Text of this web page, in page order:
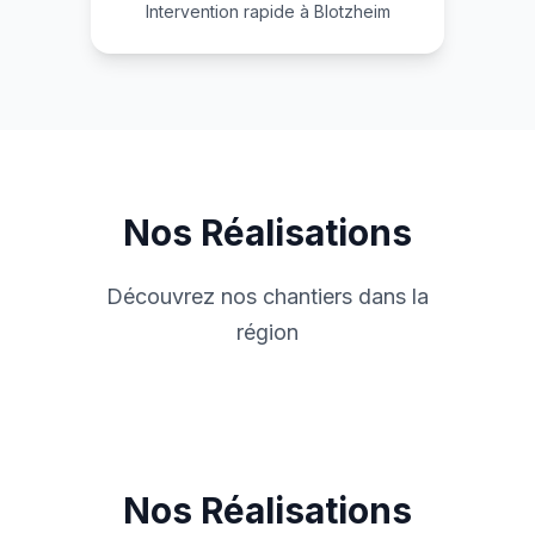
Intervention rapide à Blotzheim
Nos Réalisations
Découvrez nos chantiers dans la
région
Nos Réalisations